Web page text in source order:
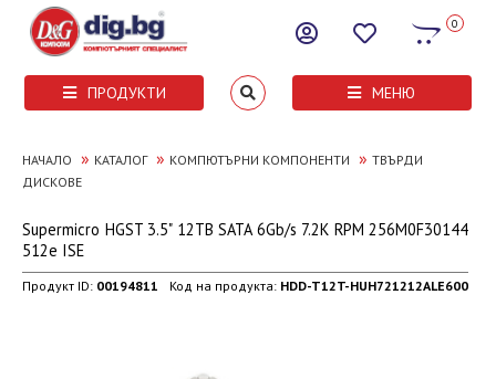
0
ПРОДУКТИ МЕНЮ
НАЧАЛО » КАТАЛОГ » КОМПЮТЪРНИ КОМПОНЕНТИ » ТВЪРДИ
ДИСКОВЕ
Supermicro HGST 3.5" 12TB SATA 6Gb/s 7.2K RPM 256M0F30144
512e ISE
Продукт ID: 00194811 Код на продукта: HDD-T12T-HUH721212ALE600